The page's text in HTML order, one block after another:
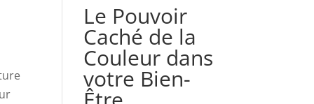
Le Pouvoir
Caché de la
Couleur dans
votre Bien-